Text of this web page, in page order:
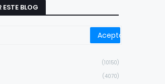
ESTE BLOG
(10150)
(4070)